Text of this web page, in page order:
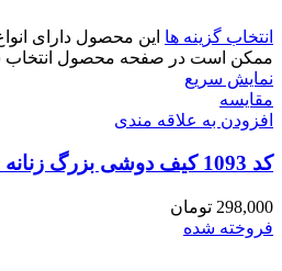
انتخاب گزینه ها این محصول دارای
ممکن است در صفحه محصول انتخاب
نمایش سریع
مقايسه
افزودن به علاقه مندی
کد 1093 کیف دوشی بزرگ زنانه طرح برند
298,000 تومان
فروخته شده